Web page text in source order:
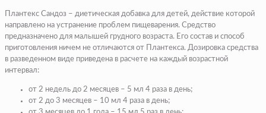
Плантекс Сандоз – диетическая добавка для детей, действие которой
направлено на устранение проблем пищеварения. Средство
предназначено для малышей грудного возраста. Его состав и способ
приготовления ничем не отличаются от Плантекса. Дозировка средства
в разведенном виде приведена в расчете на каждый возрастной
интервал:
от 2 недель до 2 месяцев – 5 мл 4 раза в день;
от 2 до 3 месяцев – 10 мл 4 раза в день;